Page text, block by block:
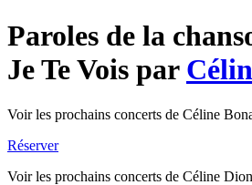
Paroles de la
Je Te Vois par
Voir les prochains concerts de Céline
Réserver
Voir les prochains concerts de Céline Dion